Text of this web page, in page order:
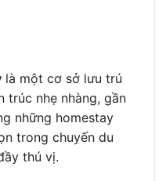
là một cơ sở lưu trú
trúc nhẹ nhàng, gần
những homestay
trong chuyến du
thú vị.